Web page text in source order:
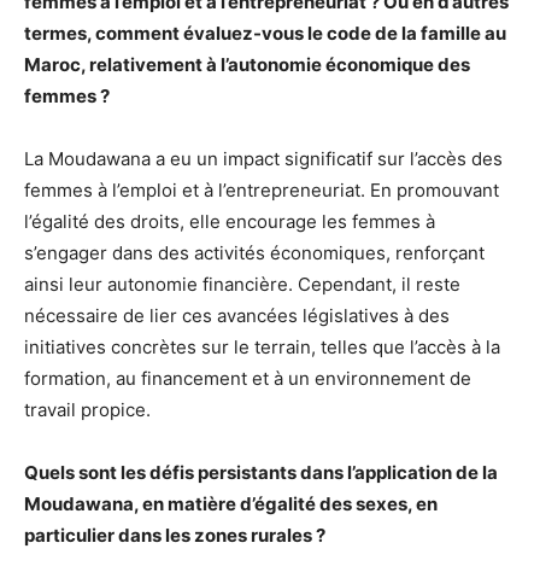
termes, comment évaluez-vous le code de la famille au
Maroc, relativement à l’autonomie économique des
femmes ?
La Moudawana a eu un impact significatif sur l’accès des
femmes à l’emploi et à l’entrepreneuriat. En promouvant
l’égalité des droits, elle encourage les femmes à
s’engager dans des activités économiques, renforçant
ainsi leur autonomie financière. Cependant, il reste
nécessaire de lier ces avancées législatives à des
initiatives concrètes sur le terrain, telles que l’accès à la
formation, au financement et à un environnement de
travail propice.
Quels sont les défis persistants dans l’application de la
Moudawana, en matière d’égalité des sexes, en
particulier dans les zones rurales ?